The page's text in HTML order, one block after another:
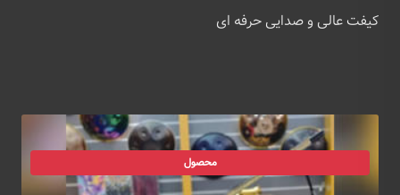
کیفت عالی و صدایی حرفه ای
محصول